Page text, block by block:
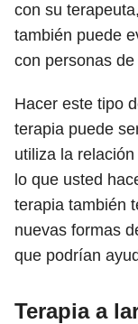
con su
también puede
con personas
Hacer este tipo
terapia puede
utiliza la
lo que usted
terapia también
nuevas formas
que podrían
Terapia a